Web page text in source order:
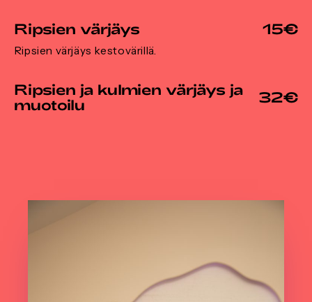
Ripsien värjäys 15€
Ripsien värjäys kestovärillä.
Ripsien ja kulmien värjäys ja
muotoilu
32€